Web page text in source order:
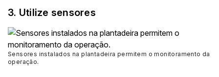
3. Utilize sensores
Sensores instalados na plantadeira permitem o monitoramento da
operação.